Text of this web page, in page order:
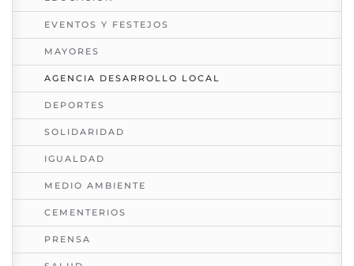
EVENTOS Y FESTEJOS
MAYORES
AGENCIA DESARROLLO LOCAL
DEPORTES
SOLIDARIDAD
IGUALDAD
MEDIO AMBIENTE
CEMENTERIOS
PRENSA